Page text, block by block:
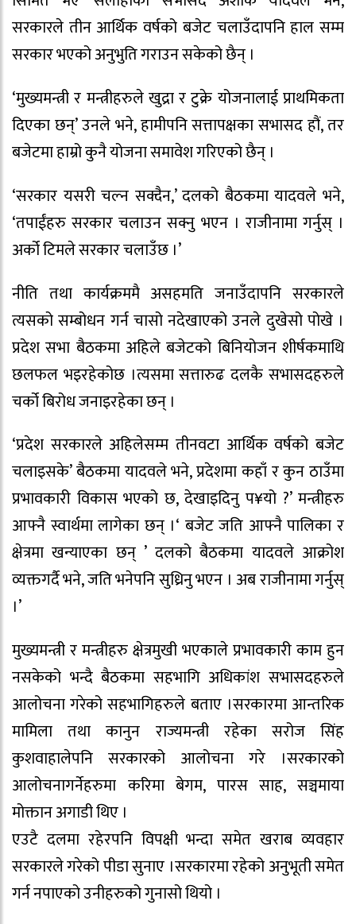
सरकारले तीन आर्थिक वर्षको बजेट चलाउँदापनि हाल सम्म
सरकार भएको अनुभुति गराउन सकेको छैन् ।
‘मुख्यमन्त्री र मन्त्रीहरुले खुद्रा र टुक्रे योजनालाई प्राथमिकता
दिएका छन्’ उनले भने, हामीपनि सत्तापक्षका सभासद हौं, तर
बजेटमा हाम्रो कुनै योजना समावेश गरिएको छैन् ।
‘सरकार यसरी चल्न सक्दैन,’ दलको बैठकमा यादवले भने,
‘तपाईंहरु सरकार चलाउन सक्नु भएन । राजीनामा गर्नुस् ।
अर्को टिमले सरकार चलाउँछ ।’
नीति तथा कार्यक्रममै असहमति जनाउँदापनि सरकारले
त्यसको सम्बोधन गर्न चासो नदेखाएको उनले दुखेसो पोखे ।
प्रदेश सभा बैठकमा अहिले बजेटको बिनियोजन शीर्षकमाथि
छलफल भइरहेकोछ ।त्यसमा सत्तारुढ दलकै सभासदहरुले
चर्को बिरोध जनाइरहेका छन् ।
‘प्रदेश सरकारले अहिलेसम्म तीनवटा आर्थिक वर्षको बजेट
चलाइसके’ बैठकमा यादवले भने, प्रदेशमा कहाँ र कुन ठाउँमा
प्रभावकारी विकास भएको छ, देखाइदिनु प¥यो ?’ मन्त्रीहरु
आफ्नै स्वार्थमा लागेका छन् ।‘ बजेट जति आफ्नै पालिका र
क्षेत्रमा खन्याएका छन् ’ दलको बैठकमा यादवले आक्रोश
व्यक्तगर्दै भने, जति भनेपनि सुध्रिनु भएन । अब राजीनामा गर्नुस्
।’
मुख्यमन्त्री र मन्त्रीहरु क्षेत्रमुखी भएकाले प्रभावकारी काम हुन
नसकेको भन्दै बैठकमा सहभागि अधिकांश सभासदहरुले
आलोचना गरेको सहभागिहरुले बताए ।सरकारमा आन्तरिक
मामिला तथा कानुन राज्यमन्त्री रहेका सरोज सिंह
कुशवाहालेपनि सरकारको आलोचना गरे ।सरकारको
आलोचनागर्नेहरुमा करिमा बेगम, पारस साह, सञ्चमाया
मोक्तान अगाडी थिए ।
एउटै दलमा रहेरपनि विपक्षी भन्दा समेत खराब व्यवहार
सरकारले गरेको पीडा सुनाए ।सरकारमा रहेको अनुभूती समेत
गर्न नपाएको उनीहरुको गुनासो थियो ।